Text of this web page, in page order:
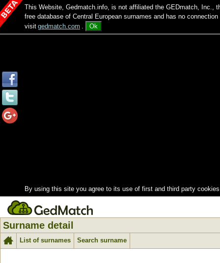
This Website, Gedmatch.info, is not affiliated the GEDmatch, Inc.,
free database of Central European surnames and has no
visit gedmatch.com . Ok
By using this site you agree to its use of first and third party
Surname detail
List of surnames Search surname